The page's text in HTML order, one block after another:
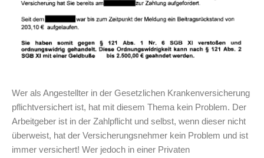
Wer als Angestellter in der Gesetzlichen Krankenversicherung
pflichtversichert ist, hat mit diesem Thema kein Problem. Der
Arbeitgeber ist in der Zahlpflicht und selbst, wenn dieser nicht
überweist, hat der Versicherungsnehmer kein Problem und ist
immer versichert! Wer jedoch in einer Privaten